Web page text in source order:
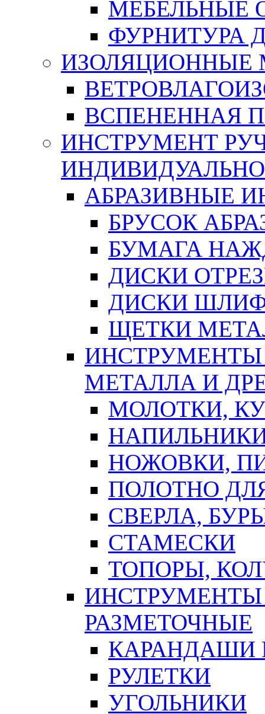
МЕБЕЛЬНЫЕ
ФУРНИТУРА
ИЗОЛЯЦИОННЫЕ
ВСПЕНЕННАЯ
ИНСТРУМЕНТ
АБРАЗИВНЫЕ
БРУСОК
БУМАГА
ДИСКИ
ДИСКИ
ЩЕТКИ
ИНСТРУМЕНТЫ
МЕТАЛЛА И
МОЛОТКИ,
НОЖОВКИ,
ПОЛОТНО
СВЕРЛА,
СТАМЕСКИ
ТОПОРЫ,
ИНСТРУМЕНТЫ
РАЗМЕТОЧНЫЕ
КАРАНДАШИ
РУЛЕТКИ
УГОЛЬНИКИ